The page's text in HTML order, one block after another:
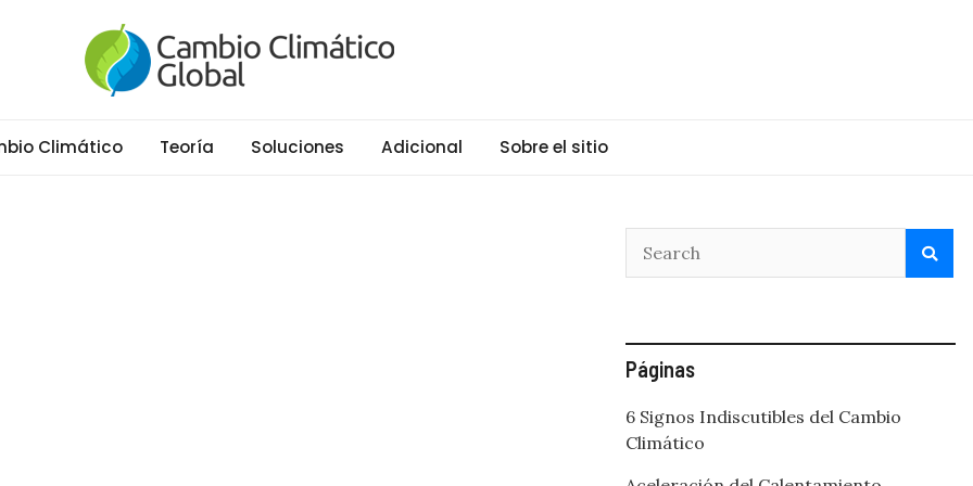
Climático Teoría Soluciones Adicional Sobre el sitio
Páginas
6 Signos Indiscutibles del Cambio
Climático